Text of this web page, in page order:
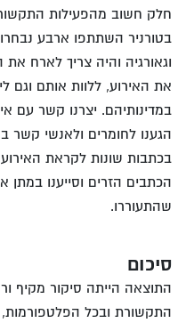
חלק חשוב מהפעילות
בטורניר השתתפו ארבע
וגאורגיה והיה צריך לארח
את האירוע, ללוות אותם וגם
במדינותיהם. יצרנו קשר עם
הגענו לחומרים ולאנשי קשר
בכתבות שונות לקראת
הכתבים הזרים וסייענו במתן
שהתעוררו.
סיכום
התוצאה הייתה סיקור מקיף
התקשורת ובכל הפלטפורמות,